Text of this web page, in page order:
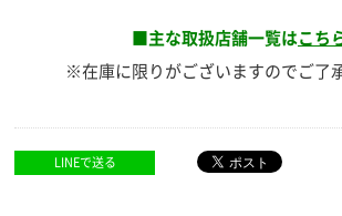
■主な取扱店舗一覧は こち
※在庫に限りがございますのでご了
LINEで送る